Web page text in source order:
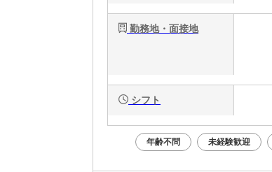
勤務地・面接地
シフト
年齢不問 未経験歓迎